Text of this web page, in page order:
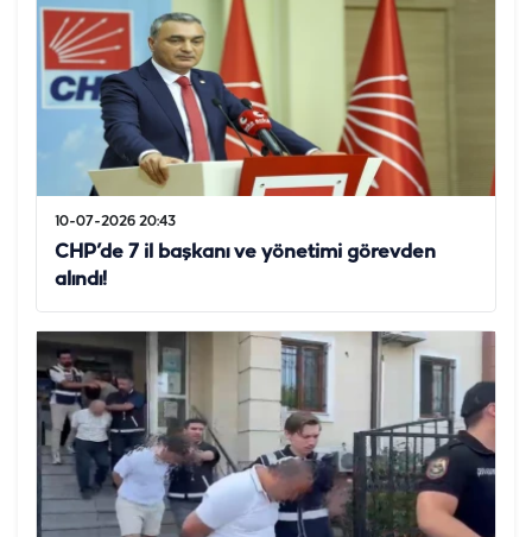
10-07-2026 20:43
CHP’de 7 il başkanı ve yönetimi görevden
alındı!